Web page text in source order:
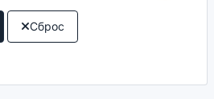
Сброс